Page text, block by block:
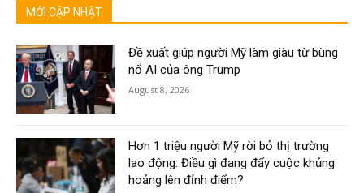
MỚI CẬP NHẬT
Đề xuất giúp người Mỹ làm giàu từ bùng
nổ AI của ông Trump
August 8, 2026
Hơn 1 triệu người Mỹ rời bỏ thị trường
lao động: Điều gì đang đẩy cuộc khủng
hoảng lên đỉnh điểm?